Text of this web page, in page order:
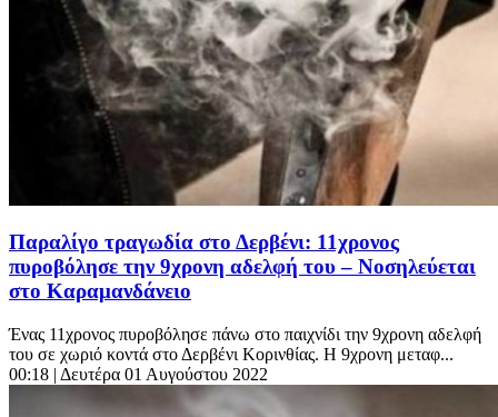
Παραλίγο τραγωδία στο Δερβένι: 11χρονος
πυροβόλησε την 9χρονη αδελφή του – Νοσηλεύεται
στο Καραμανδάνειο
Ένας 11χρονος πυροβόλησε πάνω στο παιχνίδι την 9χρονη αδελφή
του σε χωριό κοντά στο Δερβένι Κορινθίας. Η 9χρονη μεταφ...
00:18 | Δευτέρα 01 Αυγούστου 2022